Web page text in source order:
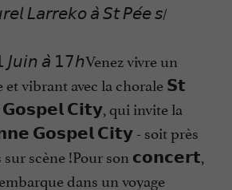
𝘓𝘢𝘳𝘳𝘦𝘬𝘰 𝘢̀ 𝘚𝘵 𝘗𝘦́𝘦 𝘴/
𝘢̀ 𝟣𝟩𝘩Venez vivre un
vibrant avec la chorale 𝗦𝘁
𝗖𝗶𝘁𝘆, qui invite la
𝗚𝗼𝘀𝗽𝗲𝗹 𝗖𝗶𝘁𝘆 - soit près
sur scène !Pour son 𝗰𝗼𝗻𝗰𝗲𝗿𝘁,
dans un voyage